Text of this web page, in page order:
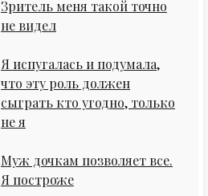
Зритель меня такой точно
не видел
Я испугалась и подумала,
что эту роль должен
сыграть кто угодно, только
не я
Муж дочкам позволяет все.
Я построже